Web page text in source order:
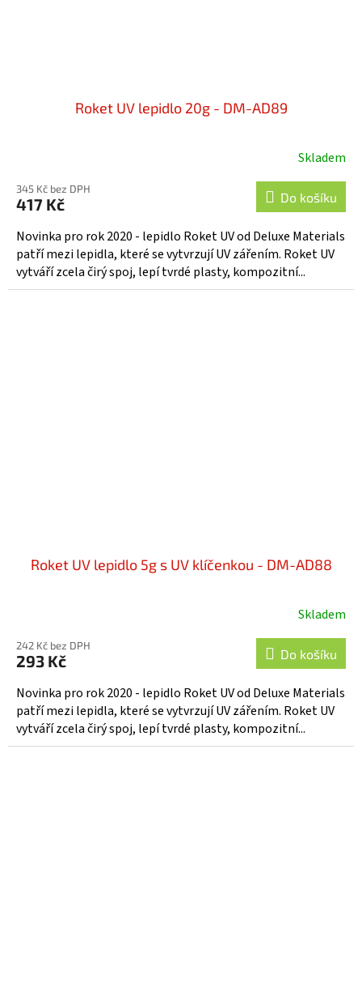
Roket UV lepidlo 20g - DM-AD89
Skladem
345 Kč bez DPH
417 Kč Do košíku
Novinka pro rok 2020 - lepidlo Roket UV od Deluxe Materials
patří mezi lepidla, které se vytvrzují UV zářením. Roket UV
vytváří zcela čirý spoj, lepí tvrdé plasty, kompozitní...
Roket UV lepidlo 5g s UV klíčenkou - DM-AD88
Skladem
242 Kč bez DPH
293 Kč Do košíku
Novinka pro rok 2020 - lepidlo Roket UV od Deluxe Materials
patří mezi lepidla, které se vytvrzují UV zářením. Roket UV
vytváří zcela čirý spoj, lepí tvrdé plasty, kompozitní...